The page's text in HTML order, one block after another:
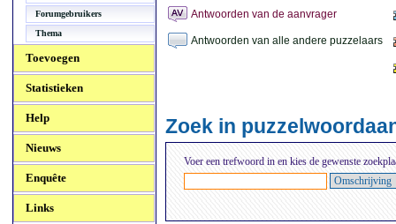
Forumgebruikers
Thema
Toevoegen
Statistieken
Help
Nieuws
Enquête
Links
Antwoorden van de aanvrager
Antwoorden van alle andere puzzelaars
Zoek in
Voer een trefwoord in en kies de gewenste